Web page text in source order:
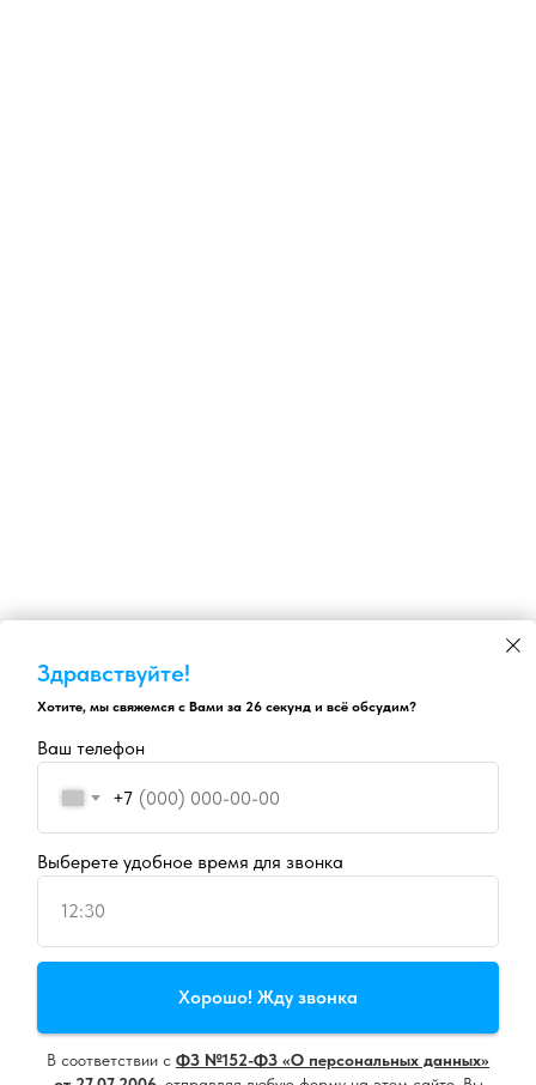
Здравствуйте!
Хотите, мы свяжемся с Вами за 26 секунд и всё обсудим?
Ваш телефон
+7
Выберете удобное время для звонка
12:30
Хорошо! Жду звонка
В соответствии с ФЗ №152-ФЗ «О персональных данных»
Продолжая пользоваться сайтом, вы даете
Принять все